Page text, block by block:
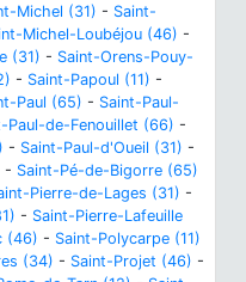
Michel (31) - Saint-
Michel-Loubéjou (46) -
(31) - Saint-Orens-Pouy-
- Saint-Papoul (11) -
Paul (65) - Saint-Paul-
Paul-de-Fenouillet (66) -
- Saint-Paul-d'Oueil (31) -
- Saint-Pé-de-Bigorre (65)
Pierre-de-Lages (31) -
- Saint-Pierre-Lafeuille
(46) - Saint-Polycarpe (11)
(34) - Saint-Projet (46) -